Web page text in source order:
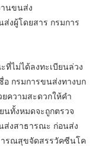
านขนส่ง
งผู้โดยสาร กรมการ
ไม่ได้ลงทะเบียนล่วง
กรมการขนส่งทางบก
ความสะดวกให้คำ
นทั้งหมดจะถูกตรวจ
ส่งสาธารณะ ก่อนส่ง
ารณสุขจัดสรรวัคซีนโค